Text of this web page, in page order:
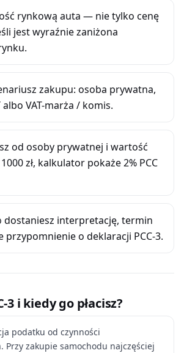
rynkową auta — nie tylko cenę
jest wyraźnie zaniżona
zakupu: osoba prywatna,
VAT-marża / komis.
od osoby prywatnej i wartość
zł, kalkulator pokaże 2% PCC
dostaniesz interpretację, termin
przypomnienie o deklaracji PCC-3.
3 i kiedy go płacisz?
podatku od czynności
Przy zakupie samochodu najczęściej